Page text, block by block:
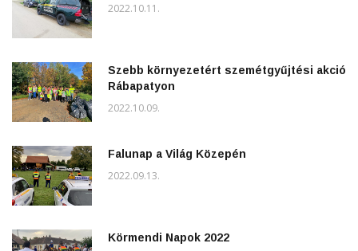
2022.10.11.
Szebb környezetért szemétgyűjtési akció
Rábapatyon
2022.10.09.
Falunap a Világ Közepén
2022.09.13.
Körmendi Napok 2022